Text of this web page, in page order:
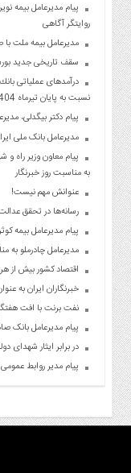
پیام مدیرعامل بیمه
روایتگر آگاهی
مدیرعامل بیمه ملت با
سقف تاریخی جدید بورس؛ شاخص کل
نسبت به پایان تیرماه 1404
پیام دکتر بیگدلی،
مدیرعامل بانک ملی
پیام معاون وزیر راه
به مناسبت روز خبرنگار
عنوانش مهم نیست!
رسانه‌ها در تحقق
پیام مدیرعامل بیمه
مدیرعامل چادرملو به
اقتصاد کشور بیش از
خبرنگاران ایران به
نفت برنت با افت هفتگی ۸ درصدی، روز جمعه ۱.۳ درصد
پیام مدیرعامل بانک
در برابر ایثار شهدای
پیام مدیر روابط